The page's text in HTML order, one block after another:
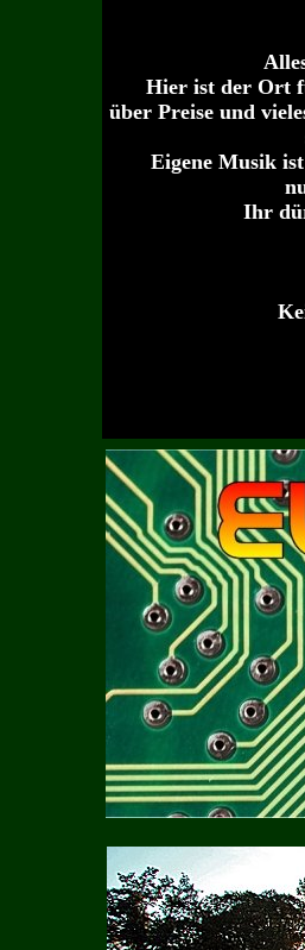
Hier ist der Ort
über Preise und
Eigene Musik
Ihr